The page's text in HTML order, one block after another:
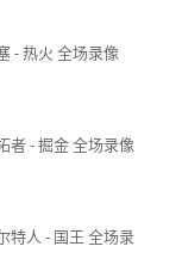
- 热火 全场录像
者 - 掘金 全场录像
特人 - 国王 全场录